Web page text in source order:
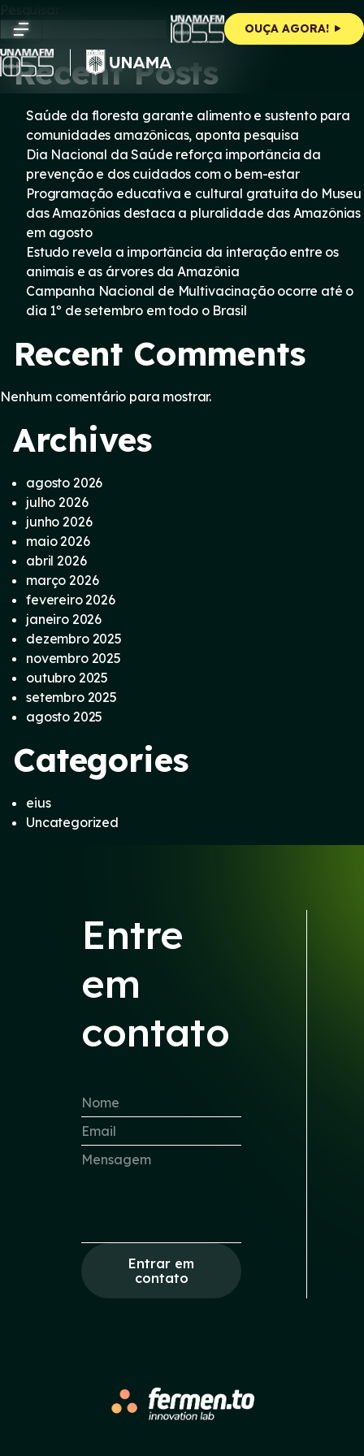
content
OUÇA AGORA!
Pesquisar
Pesquisar
Recent Posts
Saúde da floresta garante alimento e sustento para
comunidades amazônicas, aponta pesquisa
Dia Nacional da Saúde reforça importância da
prevenção e dos cuidados com o bem-estar
Programação educativa e cultural gratuita do Museu
das Amazônias destaca a pluralidade das Amazônias
em agosto
Estudo revela a importância da interação entre os
animais e as árvores da Amazônia
Campanha Nacional de Multivacinação ocorre até o
dia 1º de setembro em todo o Brasil
Recent Comments
Nenhum comentário para mostrar.
Archives
agosto 2026
julho 2026
junho 2026
maio 2026
abril 2026
março 2026
fevereiro 2026
janeiro 2026
dezembro 2025
novembro 2025
outubro 2025
setembro 2025
agosto 2025
Categories
eius
Uncategorized
Entre
em
contato
Entrar em
contato